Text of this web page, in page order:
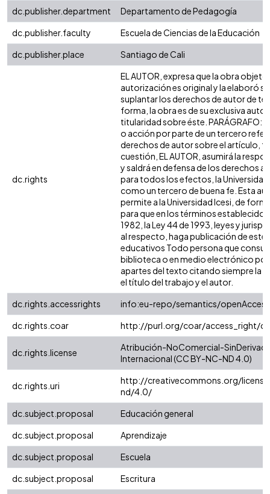
dc.publisher.department
Departamento de Pedagogía
dc.publisher.faculty
Escuela de Ciencias de la Educación
dc.publisher.place
Santiago de Cali
dc.rights
EL AUTOR, expresa que la obra
autorización es original y la elaboró
suplantar los derechos de autor de
forma, la obra es de su exclusiva
titularidad sobre éste. PARÁGRAFO:
o acción por parte de un tercero
derechos de autor sobre el artículo,
cuestión, EL AUTOR, asumirá la
y saldrá en defensa de los derechos
para todos los efectos, la Universidad
como un tercero de buena fe. Esta
permite a la Universidad Icesi, de
para que en los términos establecidos
1982, la Ley 44 de 1993, leyes y
al respecto, haga publicación de este
educativos Todo persona que
biblioteca o en medio electrónico
apartes del texto citando siempre la
el título del trabajo y el autor.
dc.rights.accessrights
info:eu-repo/semantics/openAccess
dc.rights.coar
http://purl.org/coar/access_right/
dc.rights.license
Atribución-NoComercial-
Internacional (CC BY-NC-ND 4.0)
dc.rights.uri
http://creativecommons.org/
nd/4.0/
dc.subject.proposal
Educación general
dc.subject.proposal
Aprendizaje
dc.subject.proposal
Escuela
dc.subject.proposal
Escritura